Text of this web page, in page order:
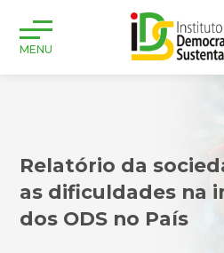
MENU
Relatório da
as dificuldades na
dos ODS no País